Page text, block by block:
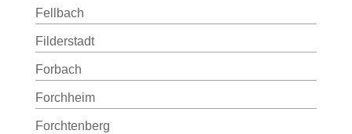
Fellbach
Filderstadt
Forbach
Forchheim
Forchtenberg